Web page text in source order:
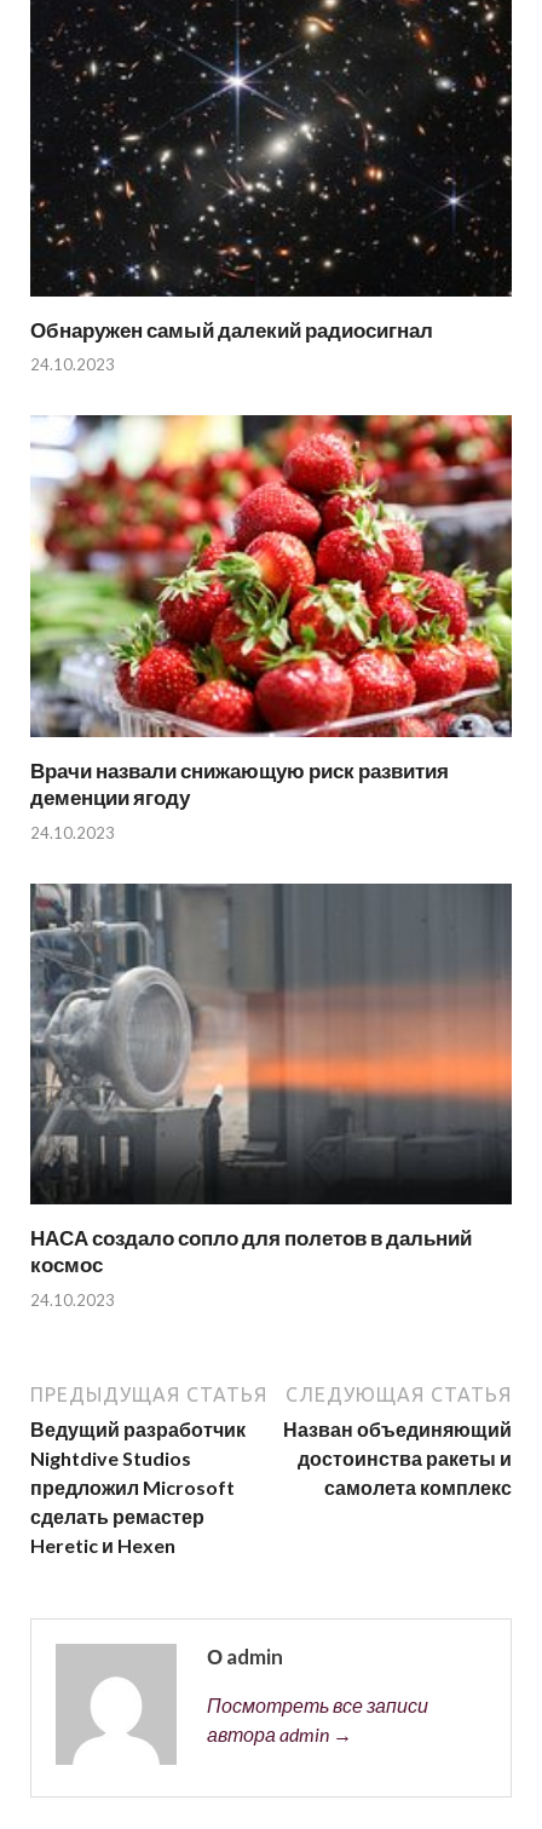
Обнаружен самый далекий радиосигнал
24.10.2023
Врачи назвали снижающую риск развития
деменции ягоду
24.10.2023
НАСА создало сопло для полетов в дальний
космос
24.10.2023
ПРЕДЫДУЩАЯ СТАТЬЯ
Ведущий разработчик
Nightdive Studios
предложил Microsoft
сделать ремастер
Heretic и Hexen
СЛЕДУЮЩАЯ СТАТЬЯ
Назван объединяющий
достоинства ракеты и
самолета комплекс
О admin
Посмотреть все записи
автора admin →